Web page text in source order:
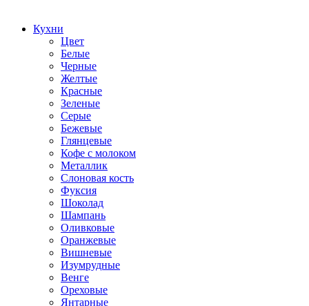
Кухни
Цвет
Белые
Черные
Желтые
Красные
Зеленые
Серые
Бежевые
Глянцевые
Кофе с молоком
Металлик
Слоновая кость
Фуксия
Шоколад
Шампань
Оливковые
Оранжевые
Вишневые
Изумрудные
Венге
Ореховые
Янтарные